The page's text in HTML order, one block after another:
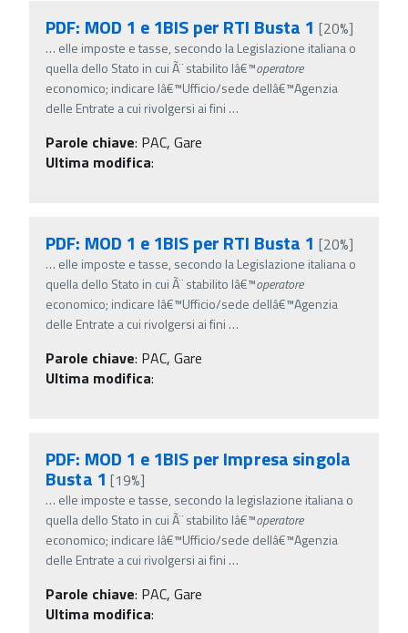
PDF: MOD 1 e 1BIS per RTI Busta 1 [20%]
… elle imposte e tasse, secondo la Legislazione italiana o
quella dello Stato in cui Ã¨ stabilito lâ€™operatore
economico; indicare lâ€™Ufficio/sede dellâ€™Agenzia
delle Entrate a cui rivolgersi ai fini …
Parole chiave: PAC, Gare
Ultima modifica:
PDF: MOD 1 e 1BIS per RTI Busta 1 [20%]
… elle imposte e tasse, secondo la Legislazione italiana o
quella dello Stato in cui Ã¨ stabilito lâ€™operatore
economico; indicare lâ€™Ufficio/sede dellâ€™Agenzia
delle Entrate a cui rivolgersi ai fini …
Parole chiave: PAC, Gare
Ultima modifica:
PDF: MOD 1 e 1BIS per Impresa singola
Busta 1 [19%]
… elle imposte e tasse, secondo la legislazione italiana o
quella dello Stato in cui Ã¨ stabilito lâ€™operatore
economico; indicare lâ€™Ufficio/sede dellâ€™Agenzia
delle Entrate a cui rivolgersi ai fini …
Parole chiave: PAC, Gare
Ultima modifica: